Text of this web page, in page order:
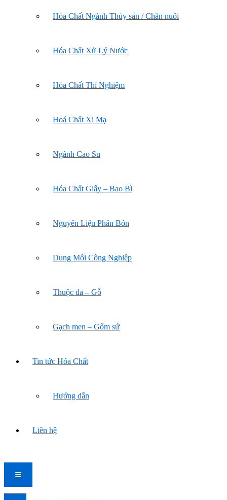
Hóa Chất Ngành Thủy sản / Chăn nuôi
Hóa Chất Xử Lý Nước
Hóa Chất Thí Nghiệm
Hoá Chất Xi Mạ
Ngành Cao Su
Hóa Chất Giấy – Bao Bì
Nguyên Liệu Phân Bón
Dung Môi Công Nghiệp
Thuộc da – Gỗ
Gạch men – Gốm sứ
Tin tức Hóa Chất
Hướng dẫn
Liên hệ